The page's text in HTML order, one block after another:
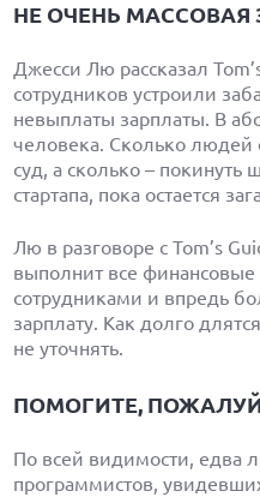
НЕ ОЧЕНЬ МАССОВАЯ
Джесси Лю рассказал
сотрудников устроили
невыплаты зарплаты. В
человека. Сколько людей
суд, а сколько – покинуть
стартапа, пока остается
Лю в разговоре с Tom’s
выполнит все финансовые
сотрудниками и впредь
зарплату. Как долго
не уточнять.
ПОМОГИТЕ,
По всей видимости, едва
программистов,